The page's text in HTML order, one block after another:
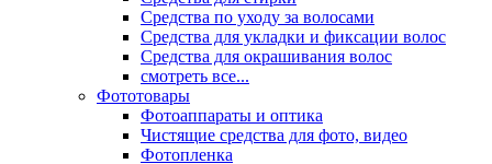
Средства по уходу за волосами
Средства для укладки и фиксации волос
Средства для окрашивания волос
смотреть все...
Фототовары
Фотоаппараты и оптика
Чистящие средства для фото, видео
Фотопленка